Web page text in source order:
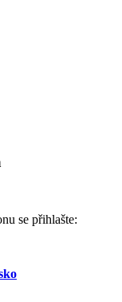
se přihlašte: